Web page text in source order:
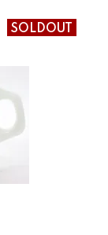
SOLDOUT